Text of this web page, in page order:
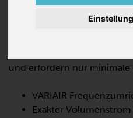
mit VARIAIR
und erfordern nur minimale
VARIAIR
Exakter